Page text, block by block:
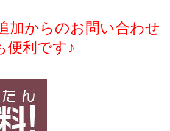
加からのお問い合わせ
便利です♪